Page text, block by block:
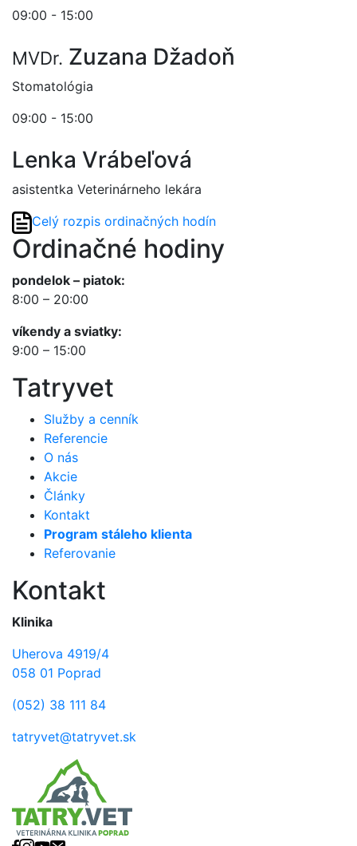
09:00 - 15:00
MVDr. Zuzana Džadoň
Stomatológia
09:00 - 15:00
Lenka Vrábeľová
asistentka Veterinárneho lekára
Celý rozpis ordinačných hodín
Ordinačné hodiny
pondelok – piatok:
8:00 – 20:00
víkendy a sviatky:
9:00 – 15:00
Tatryvet
Služby a cenník
Referencie
O nás
Akcie
Články
Kontakt
Program stáleho klienta
Referovanie
Kontakt
Klinika
Uherova 4919/4
058 01 Poprad
(052) 38 111 84
tatryvet@tatryvet.sk